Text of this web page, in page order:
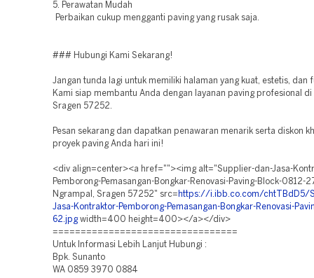
5. Perawatan Mudah
Perbaikan cukup mengganti paving yang rusak saja.
### Hubungi Kami Sekarang!
Jangan tunda lagi untuk memiliki halaman yang kuat, estetis, dan
Kami siap membantu Anda dengan layanan paving profesional
Sragen 57252.
Pesan sekarang dan dapatkan penawaran menarik serta diskon
proyek paving Anda hari ini!
<div align=center><a href=""><img alt="Supplier-dan-Jasa-
Pemborong-Pemasangan-Bongkar-Renovasi-Paving-Block-0812-
Ngrampal, Sragen 57252" src= https://i.ibb.co.com/chtTBdD5/
Jasa-Kontraktor-Pemborong-Pemasangan-Bongkar-Renovasi-
62.jpgwidth=400 height=400></a></div>
=================================
Untuk Informasi Lebih Lanjut Hubungi :
Bpk. Sunanto
WA 0859 3970 0884